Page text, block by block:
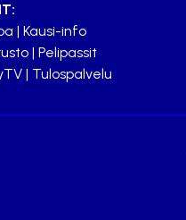
| Kausi-info
| Pelipassit
| Tulospalvelu